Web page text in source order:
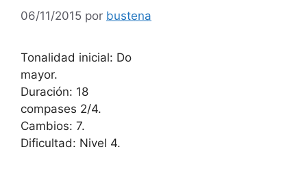
06/11/2015 por bustena
Tonalidad inicial: Do
mayor.
Duración: 18
compases 2/4.
Cambios: 7.
Dificultad: Nivel 4.